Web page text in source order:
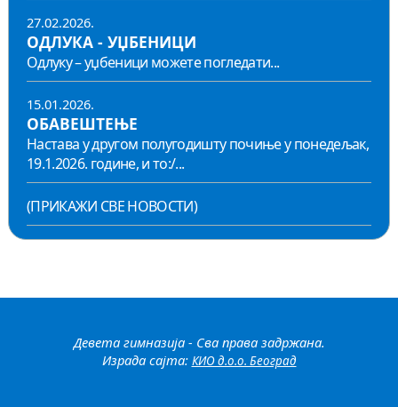
27.02.2026.
ОДЛУКА - УЏБЕНИЦИ
Одлуку – уџбеници можете погледати...
15.01.2026.
ОБАВЕШТЕЊЕ
Настава у другом полугодишту почиње у понедељак,
19.1.2026. године, и то:/...
(ПРИКАЖИ СВЕ НОВОСТИ)
Девета гимназија - Сва права задржана.
Израда сајта: КИО д.о.о. Београд